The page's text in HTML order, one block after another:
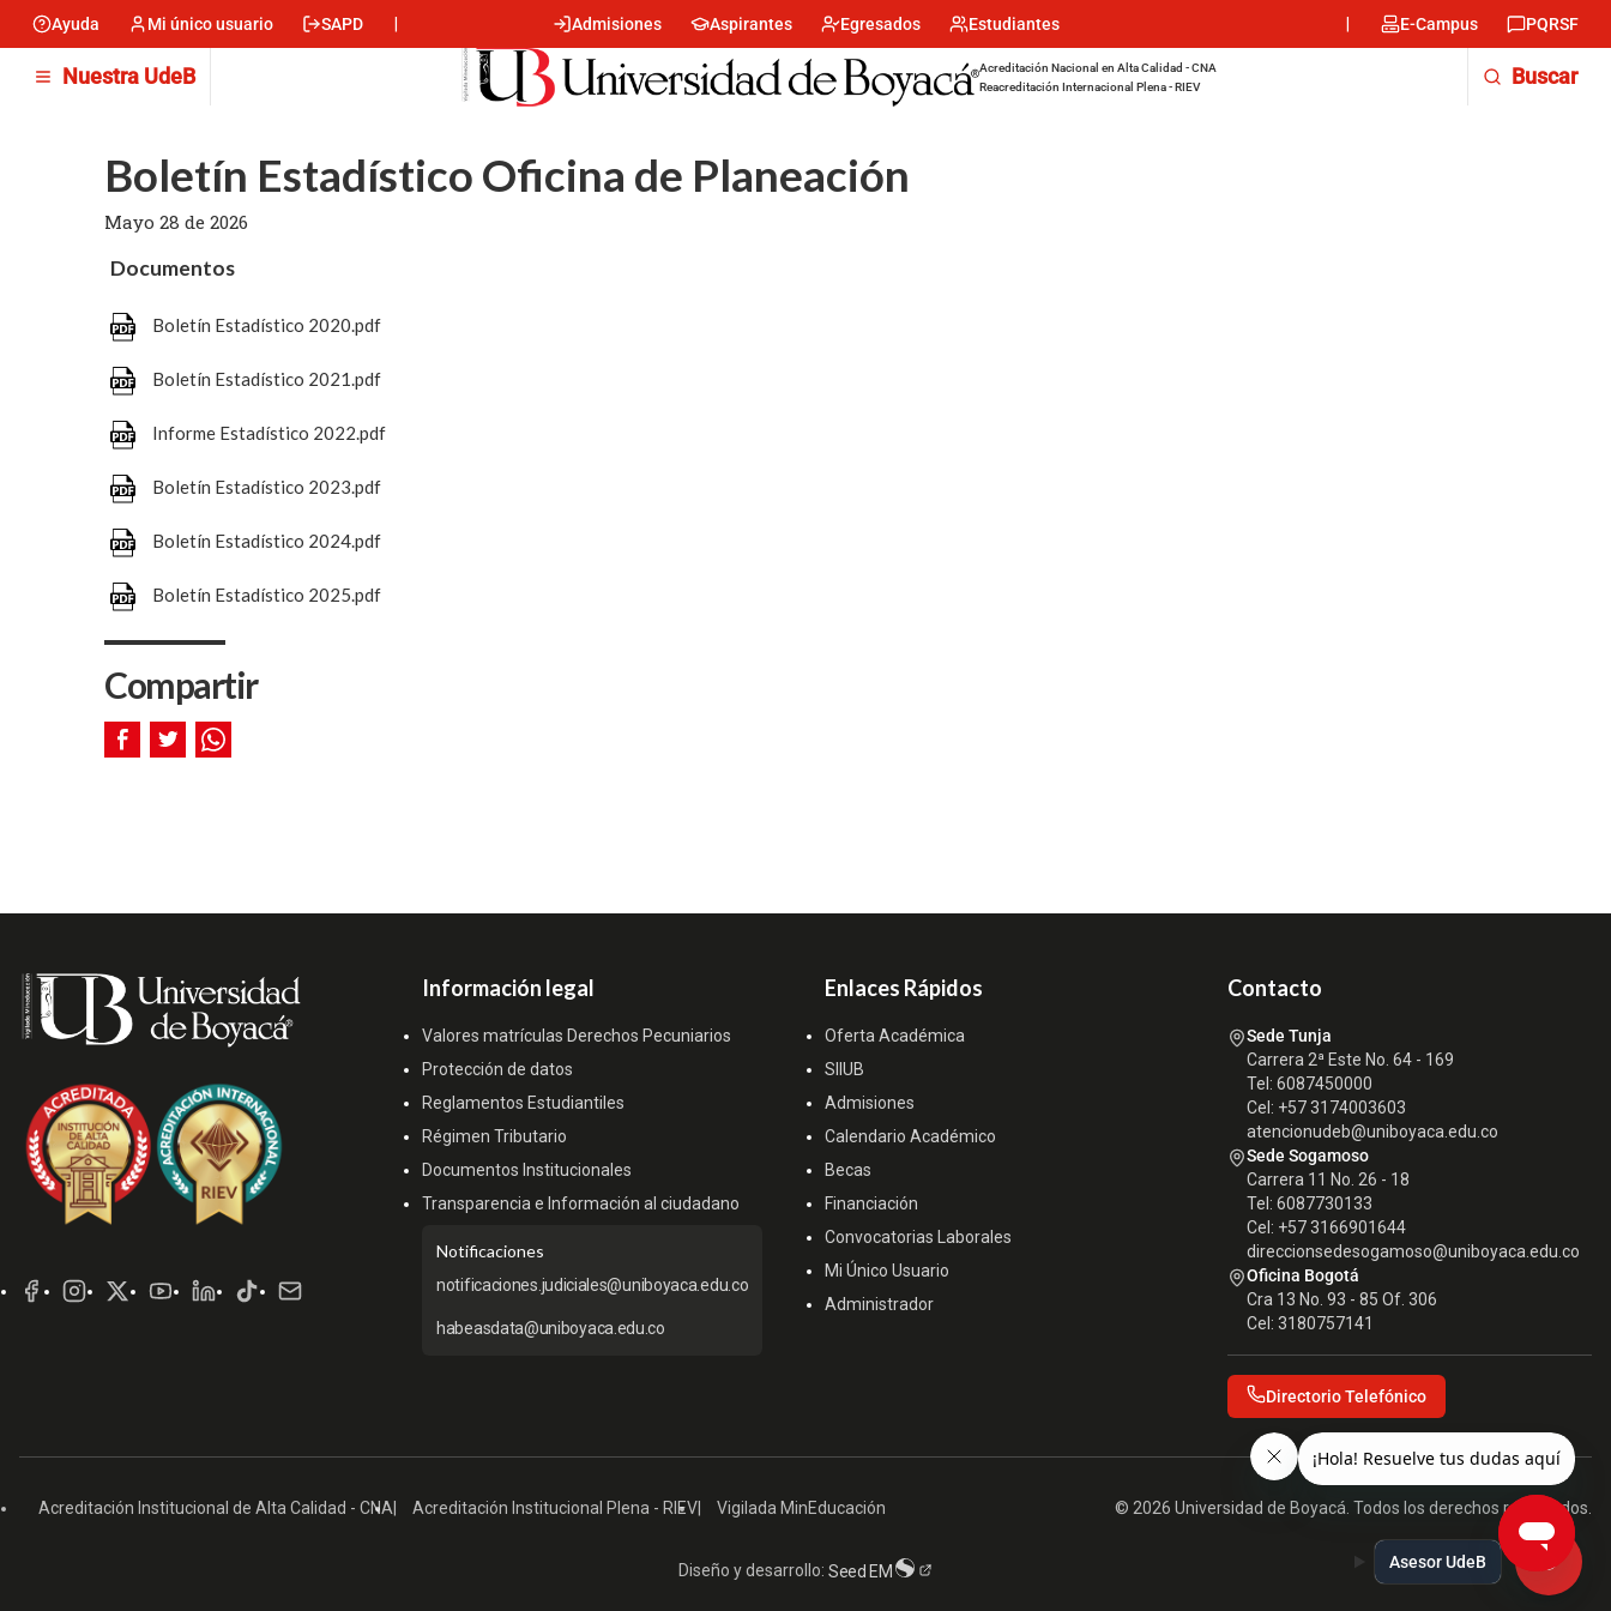
contenido
principal
Menu
Ayuda Mi único usuario SAPD
Menu
encabezado
-
Centro
Admisiones Aspirantes Egresados Estudiantes
Menu
encabezado
E-Campus PQRSF
Nuestra UdeB
Acreditación Nacional en Alta Calidad - CNA
Reacreditación Internacional Plena - RIEV
Buscar
Boletín Estadístico Oficina de Planeación
Mayo 28 de 2026
Documentos
Boletín Estadístico 2020.pdf
Boletín Estadístico 2021.pdf
Informe Estadístico 2022.pdf
Boletín Estadístico 2023.pdf
Boletín Estadístico 2024.pdf
Boletín Estadístico 2025.pdf
Compartir
Sociales
Información legal
Valores matrículas Derechos Pecuniarios
Protección de datos
Reglamentos Estudiantiles
Régimen Tributario
Documentos Institucionales
Transparencia e Información al ciudadano
Notificaciones
notificaciones.judiciales@uniboyaca.edu.co
habeasdata@uniboyaca.edu.co
Enlaces Rápidos
Oferta Académica
SIIUB
Admisiones
Calendario Académico
Becas
Financiación
Convocatorias Laborales
Mi Único Usuario
Administrador
Contacto
Sede Tunja
Carrera 2ª Este No. 64 - 169
Tel: 6087450000
Cel: +57 3174003603
atencionudeb@uniboyaca.edu.co
Sede Sogamoso
Carrera 11 No. 26 - 18
Tel: 6087730133
Cel: +57 3166901644
direccionsedesogamoso@uniboyaca.edu.co
Oficina Bogotá
Cra 13 No. 93 - 85 Of. 306
Cel: 3180757141
Directorio Telefónico
Acreditación Institucional de Alta Calidad - CNA Acreditación Institucional Plena - RIEV Vigilada MinEducación © 2026 Universidad de Boyacá. Todos los derechos reservados.
Diseño y desarrollo: Seed EM Asesor UdeB